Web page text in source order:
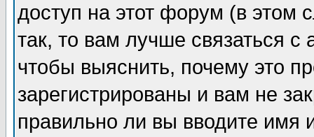
доступ на этот форум (в этом
так, то вам лучше связаться
чтобы выяснить, почему это
зарегистрированы и вам не
правильно ли вы вводите